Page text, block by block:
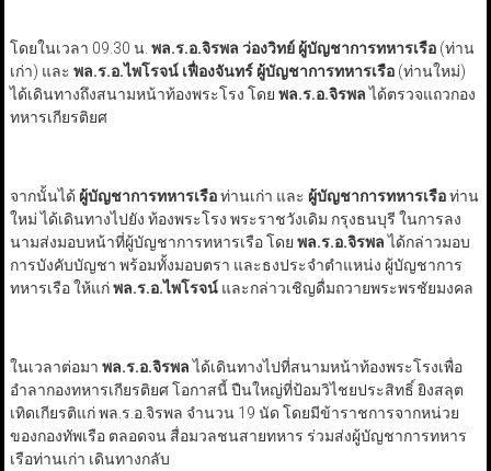
โดยในเวลา 09.30 น. พล.ร.อ.จิรพล ว่องวิทย์ ผู้บัญชาการทหารเรือ(ท่าน
เก่า) และ พล.ร.อ.ไพโรจน์ เฟื่องจันทร์ ผู้บัญชาการทหารเรือ (ท่านใหม่)
ได้เดินทางถึงสนามหน้าท้องพระโรง โดย พล.ร.อ.จิรพลได้ตรวจแถวกอง
ทหารเกียรติยศ
จากนั้นได้ ผู้บัญชาการทหารเรือท่านเก่า และ ผู้บัญชาการทหารเรือท่าน
ใหม่ ได้เดินทางไปยัง ท้องพระโรง พระราชวังเดิม กรุงธนบุรี ในการลง
นามส่งมอบหน้าที่ผู้บัญชาการทหารเรือ โดย พล.ร.อ.จิรพลได้กล่าวมอบ
การบังคับบัญชา พร้อมทั้งมอบตรา และธงประจำตำแหน่ง ผู้บัญชาการ
ทหารเรือ ให้แก่พล.ร.อ.ไพโรจน์และกล่าวเชิญดื่มถวายพระพรชัยมงคล
ในเวลาต่อมา พล.ร.อ.จิรพลได้เดินทางไปที่สนามหน้าท้องพระโรงเพื่อ
อำลากองทหารเกียรติยศ โอกาสนี้ ปืนใหญ่ที่ป้อมวิไชยประสิทธิ์ ยิงสลุต
เทิดเกียรติแก่ พล.ร.อ.จิรพล จำนวน 19 นัด โดยมีข้าราชการจากหน่วย
ของกองทัพเรือ ตลอดจน สื่อมวลชนสายทหาร ร่วมส่งผู้บัญชาการทหาร
เรือท่านเก่า เดินทางกลับ